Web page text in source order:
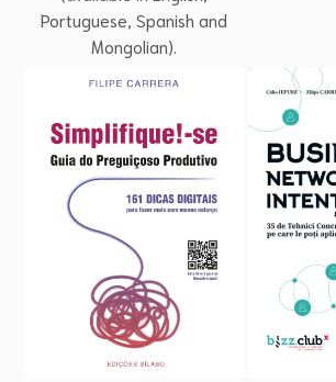
Portuguese, Spanish and
Mongolian).